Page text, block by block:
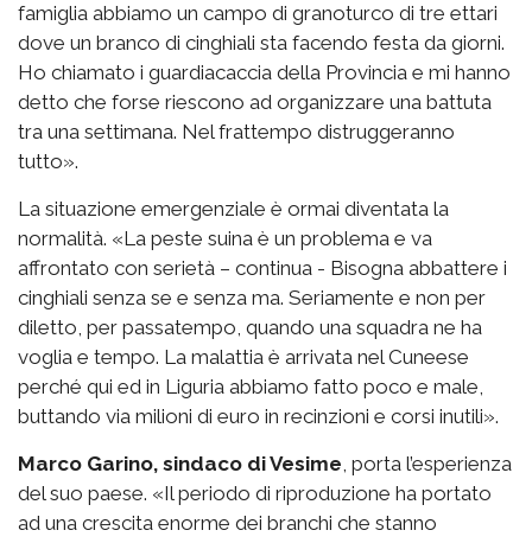
famiglia abbiamo un campo di granoturco di tre ettari
dove un branco di cinghiali sta facendo festa da giorni.
Ho chiamato i guardiacaccia della Provincia e mi hanno
detto che forse riescono ad organizzare una battuta
tra una settimana. Nel frattempo distruggeranno
tutto».
La situazione emergenziale è ormai diventata la
normalità. «La peste suina è un problema e va
affrontato con serietà – continua - Bisogna abbattere i
cinghiali senza se e senza ma. Seriamente e non per
diletto, per passatempo, quando una squadra ne ha
voglia e tempo. La malattia è arrivata nel Cuneese
perché qui ed in Liguria abbiamo fatto poco e male,
buttando via milioni di euro in recinzioni e corsi inutili».
Marco Garino, sindaco di Vesime , porta l’esperienza
del suo paese. «Il periodo di riproduzione ha portato
ad una crescita enorme dei branchi che stanno